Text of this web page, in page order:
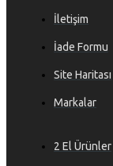
İletişim
İade Formu
Site Haritası
Markalar
2 El Ürünler